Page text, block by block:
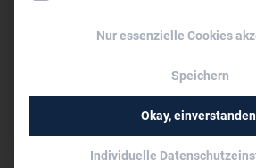
10 bis 50
Nur essenzielle Cookies
Speichern
Okay,
Individuelle